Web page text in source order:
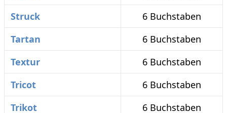
Struck
6 Buchstaben
Tartan
6 Buchstaben
Textur
6 Buchstaben
Tricot
6 Buchstaben
Trikot
6 Buchstaben